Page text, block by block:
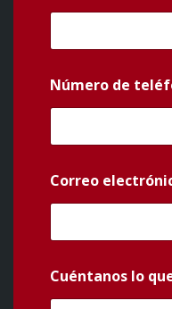
Número de
Correo
Cuéntanos lo